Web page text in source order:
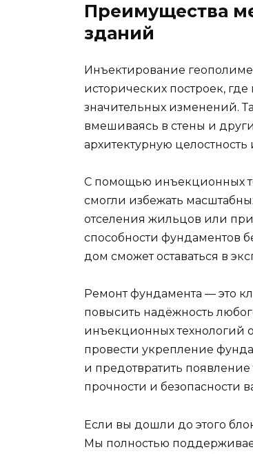
Преимущества
зданий
Инъектирование
исторических построек,
значительных изменений.
вмешиваясь в стены и
архитектурную целостность
С помощью инъекционных
смогли избежать
отселения жильцов или
способности фундаментов
дом сможет оставаться в
Ремонт фундамента — это
повысить надёжность
инъекционных технологий
провести укрепление
и предотвратить
прочности и безопасности
Если вы дошли до этого
Мы полностью